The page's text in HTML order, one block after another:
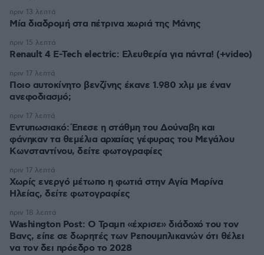
Μία διαδρομή στα πέτρινα χωριά της Μάνης
πριν 13 λεπτά
Renault 4 E-Tech electric: Ελευθερία για πάντα! (+video)
πριν 15 λεπτά
Ποιο αυτοκίνητο βενζίνης έκανε 1.980 χλμ με έναν
ανεφοδιασμό;
πριν 17 λεπτά
Εντυπωσιακό: Έπεσε η στάθμη του Δούναβη και
φάνηκαν τα θεμέλια αρχαίας γέφυρας του Μεγάλου
Κωνσταντίνου, δείτε φωτογραφίες
πριν 17 λεπτά
Χωρίς ενεργό μέτωπο η φωτιά στην Aγία Μαρίνα
Ηλείας, δείτε φωτογραφίες
πριν 17 λεπτά
Washington Post: Ο Τραμπ «έχρισε» διάδοχό του τον
Βανς, είπε σε δωρητές των Ρεπουμπλικανών ότι θέλει
να τον δει πρόεδρο το 2028
πριν 18 λεπτά